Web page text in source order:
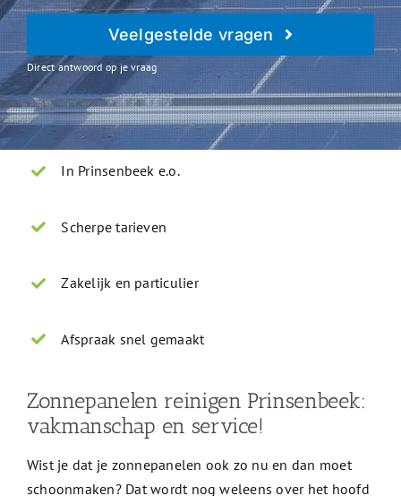
Veelgestelde vragen
Direct antwoord op je vraag
In Prinsenbeek e.o.
Scherpe tarieven
Zakelijk en particulier
Afspraak snel gemaakt
Zonnepanelen reinigen Prinsenbeek:
vakmanschap en service!
Wist je dat je zonnepanelen ook zo nu en dan moet
schoonmaken? Dat wordt nog weleens over het hoofd